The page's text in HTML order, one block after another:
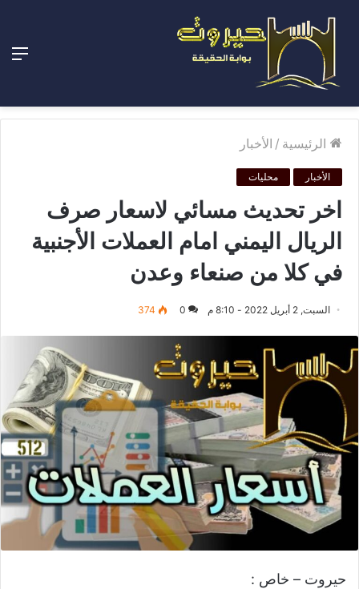
الرئيسية / الأخبار
الأخبار محليات
اخر تحديث مسائي لاسعار صرف
الريال اليمني امام العملات الأجنبية
في كلا من صنعاء وعدن
السبت, 2 أبريل 2022 - 8:10 م 0
374
حيروت – خاص :